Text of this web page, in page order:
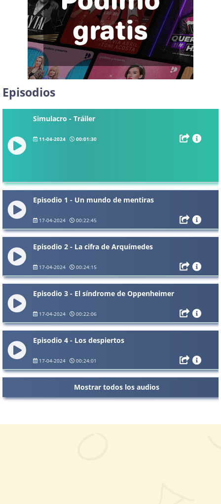
Episodios
Simulacro - Tráiler
11-04-2024 00:01:30
Episodio 1 - Un mundo de mentiras
17-04-2024 00:22:45
Episodio 2 - La cifra de Arquímedes
17-04-2024 00:24:15
Episodio 3 - El síndrome de Oppenheimer
17-04-2024 00:22:06
Episodio 4 - Los despiertos
17-04-2024 00:24:01
Mostrar todos los audios